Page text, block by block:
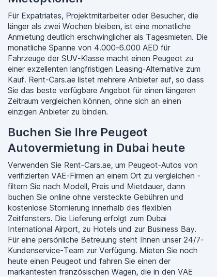
Für Expatriates, Projektmitarbeiter oder Besucher, die
länger als zwei Wochen bleiben, ist eine monatliche
Anmietung deutlich erschwinglicher als Tagesmieten. Die
monatliche Spanne von 4.000-6.000 AED für
Fahrzeuge der SUV-Klasse macht einen Peugeot zu
einer exzellenten langfristigen Leasing-Alternative zum
Kauf. Rent-Cars.ae listet mehrere Anbieter auf, so dass
Sie das beste verfügbare Angebot für einen längeren
Zeitraum vergleichen können, ohne sich an einen
einzigen Anbieter zu binden.
Buchen Sie Ihre Peugeot
Autovermietung in Dubai heute
Verwenden Sie Rent-Cars.ae, um Peugeot-Autos von
verifizierten VAE-Firmen an einem Ort zu vergleichen -
filtern Sie nach Modell, Preis und Mietdauer, dann
buchen Sie online ohne versteckte Gebühren und
kostenlose Stornierung innerhalb des flexiblen
Zeitfensters. Die Lieferung erfolgt zum Dubai
International Airport, zu Hotels und zur Business Bay.
Für eine persönliche Betreuung steht Ihnen unser 24/7-
Kundenservice-Team zur Verfügung. Mieten Sie noch
heute einen Peugeot und fahren Sie einen der
markantesten französischen Wagen, die in den VAE